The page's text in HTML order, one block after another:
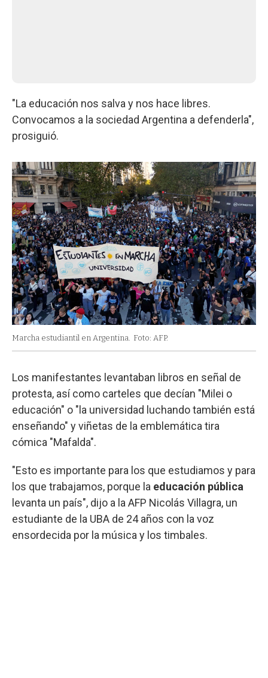
"La educación nos salva y nos hace libres.
Convocamos a la sociedad Argentina a defenderla",
prosiguió.
Marcha estudiantil en Argentina. Foto: AFP.
Los manifestantes levantaban libros en señal de
protesta, así como carteles que decían "Milei o
educación" o "la universidad luchando también está
enseñando" y viñetas de la emblemática tira
cómica "Mafalda".
"Esto es importante para los que estudiamos y para
los que trabajamos, porque la educación pública
levanta un país", dijo a la AFP Nicolás Villagra, un
estudiante de la UBA de 24 años con la voz
ensordecida por la música y los timbales.